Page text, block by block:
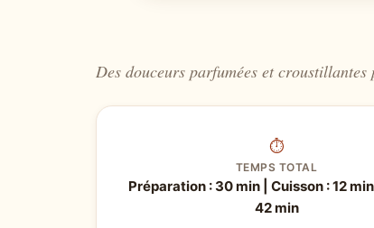
Des douceurs parfumées et croustillantes
⏱
TEMPS TOTAL
Préparation : 30 min | Cuisson : 12
42 min